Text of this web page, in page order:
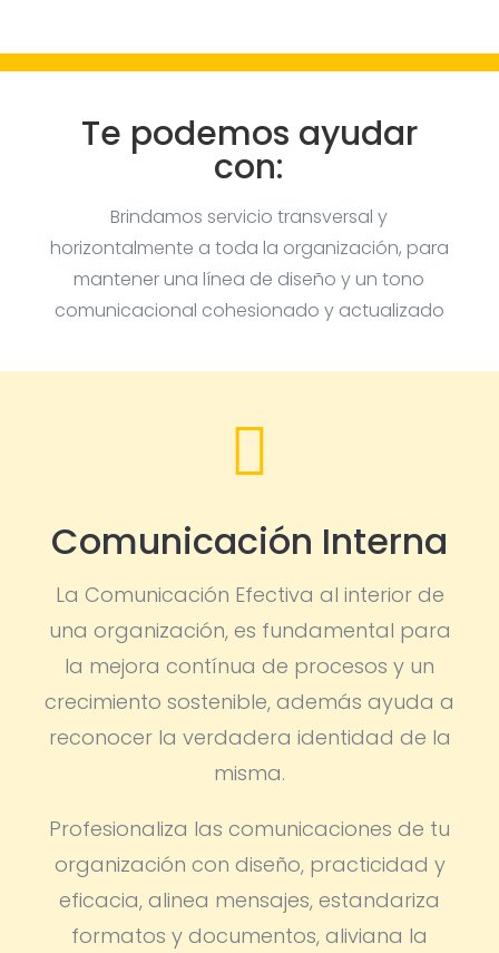
Te podemos ayudar
con:
Brindamos servicio transversal y
horizontalmente a toda la organización, para
mantener una línea de diseño y un tono
comunicacional cohesionado y actualizado

Comunicación Interna
La Comunicación Efectiva al interior de
una organización, es fundamental para
la mejora contínua de procesos y un
crecimiento sostenible, además ayuda a
reconocer la verdadera identidad de la
misma.
Profesionaliza las comunicaciones de tu
organización con diseño, practicidad y
eficacia, alinea mensajes, estandariza
formatos y documentos, aliviana la